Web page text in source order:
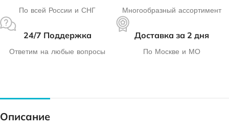
По всей России и СНГ Многообразный ассортимент
24/7 Поддержка
Ответим на любые вопросы
Доставка за 2 дня
По Москве и МО
Описание